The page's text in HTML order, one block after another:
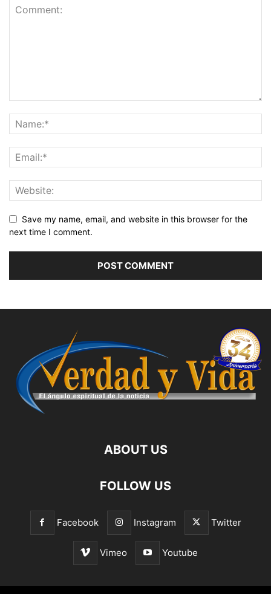
Save my name, email, and website in this browser for the
next time I comment.
ABOUT US
FOLLOW US
Facebook Instagram Twitter
Vimeo Youtube